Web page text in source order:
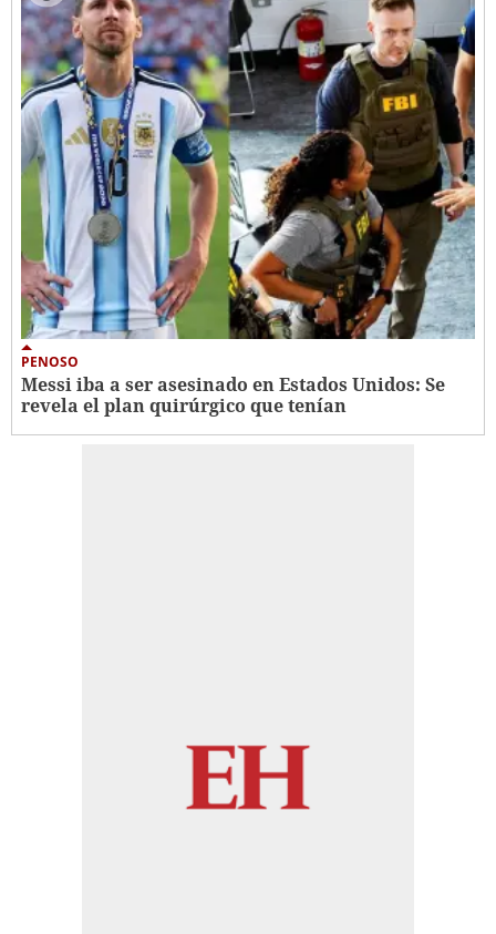
PENOSO
Messi iba a ser asesinado en Estados Unidos: Se
revela el plan quirúrgico que tenían